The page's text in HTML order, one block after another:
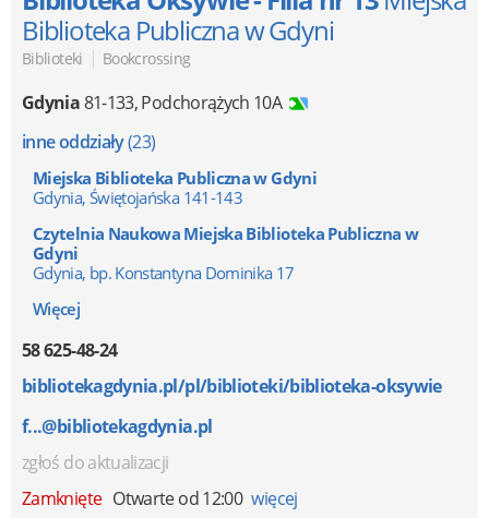
Biblioteka Publiczna w Gdyni
Biblioteki | Bookcrossing
Gdynia81-133,Podchorążych 10A
inne oddziały(23)
Miejska Biblioteka Publiczna w Gdyni
Gdynia, Świętojańska 141-143
Czytelnia Naukowa Miejska Biblioteka Publiczna w
Gdyni
Gdynia, bp. Konstantyna Dominika 17
Więcej
58 625-48-24
bibliotekagdynia.pl/pl/biblioteki/biblioteka-oksywie
f...@bibliotekagdynia.pl
zgłoś do aktualizacji
Zamknięte Otwarte od 12:00 więcej